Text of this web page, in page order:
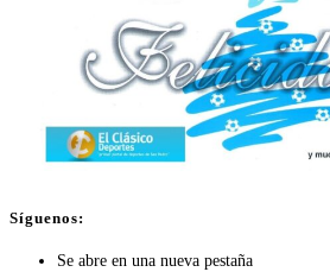
Síguenos:
Se abre en una nueva pestaña